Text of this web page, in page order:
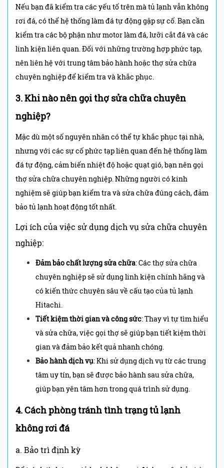
Nếu bạn đã kiểm tra các yếu tố trên mà tủ lạnh vẫn không
rơi đá, có thể hệ thống làm đá tự động gặp sự cố. Bạn cần
kiểm tra các bộ phận như motor làm đá, lưỡi cắt đá và các
linh kiện liên quan. Đối với những trường hợp phức tạp,
nên liên hệ với trung tâm bảo hành hoặc thợ sửa chữa
chuyên nghiệp để kiểm tra và khắc phục.
3. Khi nào nên gọi thợ sửa chữa chuyên
nghiệp?
Mặc dù một số nguyên nhân có thể tự khắc phục tại nhà,
nhưng với các sự cố phức tạp liên quan đến hệ thống làm
đá tự động, cảm biến nhiệt độ hoặc quạt gió, bạn nên gọi
thợ sửa chữa chuyên nghiệp. Những người có kinh
nghiệm sẽ giúp bạn kiểm tra và sửa chữa đúng cách, đảm
bảo tủ lạnh hoạt động tốt nhất.
Lợi ích của việc sử dụng dịch vụ sửa chữa chuyên
nghiệp:
Đảm bảo chất lượng sửa chữa: Các thợ sửa chữa
chuyên nghiệp sẽ sử dụng linh kiện chính hãng và
có kiến thức chuyên sâu về cấu tạo của tủ lạnh
Hitachi.
Tiết kiệm thời gian và công sức: Thay vì tự tìm hiểu
và sửa chữa, việc gọi thợ sẽ giúp bạn tiết kiệm thời
gian và đảm bảo kết quả nhanh chóng.
Bảo hành dịch vụ: Khi sử dụng dịch vụ từ các trung
tâm uy tín, bạn sẽ được bảo hành sau sửa chữa,
giúp bạn yên tâm hơn trong quá trình sử dụng.
4. Cách phòng tránh tình trạng tủ lạnh
không rơi đá
a. Bảo trì định kỳ